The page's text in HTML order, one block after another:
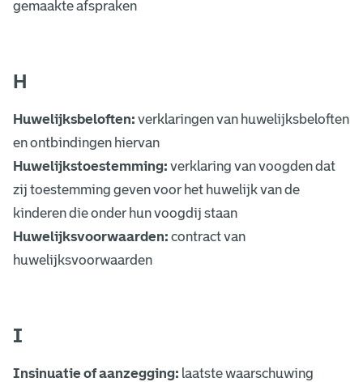
gemaakte afspraken
H
Huwelijksbeloften: verklaringen van huwelijksbeloften
en ontbindingen hiervan
Huwelijkstoestemming: verklaring van voogden dat
zij toestemming geven voor het huwelijk van de
kinderen die onder hun voogdij staan
Huwelijksvoorwaarden: contract van
huwelijksvoorwaarden
I
Insinuatie of aanzegging: laatste waarschuwing